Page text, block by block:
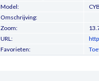
Model:
Omschrijving:
Zoom:
URL:
Favorieten: